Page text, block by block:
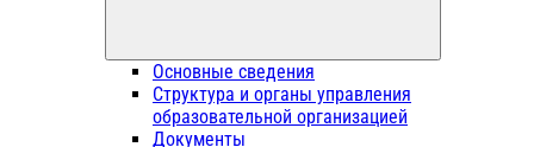
Основные сведения
Структура и органы управления
образовательной организацией
Документы